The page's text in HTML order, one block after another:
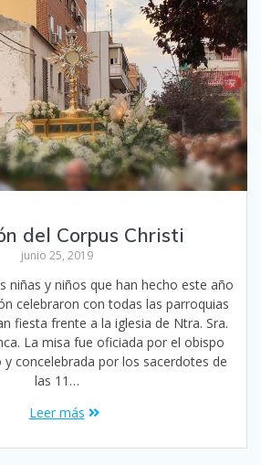
del Corpus Christi
junio 25, 2019
niñas y niños que han hecho este año
celebraron con todas las parroquias
fiesta frente a la iglesia de Ntra. Sra.
La misa fue oficiada por el obispo
y concelebrada por los sacerdotes de
las 11…
Leer más